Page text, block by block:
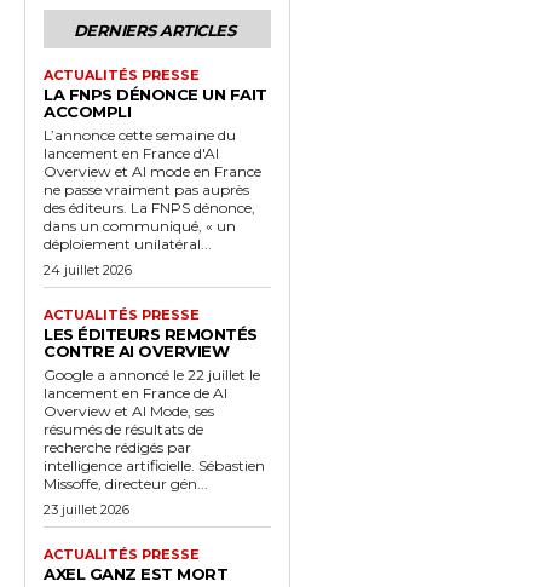
DERNIERS ARTICLES
ACTUALITÉS PRESSE
LA FNPS DÉNONCE UN FAIT
ACCOMPLI
L’annonce cette semaine du
lancement en France d'AI
Overview et AI mode en France
ne passe vraiment pas auprès
des éditeurs. La FNPS dénonce,
dans un communiqué, « un
déploiement unilatéral...
24 juillet 2026
ACTUALITÉS PRESSE
LES ÉDITEURS REMONTÉS
CONTRE AI OVERVIEW
Google a annoncé le 22 juillet le
lancement en France de AI
Overview et AI Mode, ses
résumés de résultats de
recherche rédigés par
intelligence artificielle. Sébastien
Missoffe, directeur gén...
23 juillet 2026
ACTUALITÉS PRESSE
AXEL GANZ EST MORT